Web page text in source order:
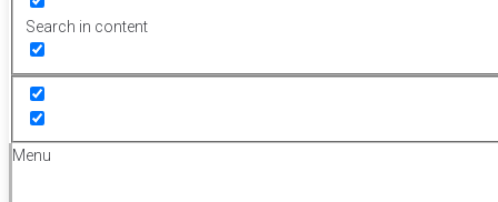
Search in content
Menu